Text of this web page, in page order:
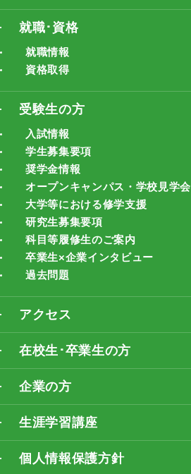
就職･資格
就職情報
資格取得
受験生の方
入試情報
学生募集要項
奨学金情報
オープンキャンパス・学校見学会
大学等における修学支援
研究生募集要項
科目等履修生のご案内
卒業生×企業インタビュー
過去問題
アクセス
在校生･卒業生の方
企業の方
生涯学習講座
個人情報保護方針